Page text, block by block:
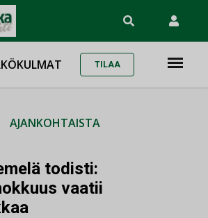
TILAA
AJANKOHTAISTA
todisti:
vaatii